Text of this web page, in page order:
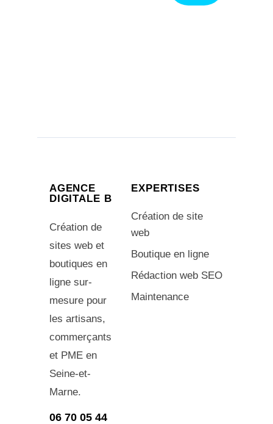
AGENCE
DIGITALE B
Création de
sites web et
boutiques en
ligne sur-
mesure pour
les artisans,
commerçants
et PME en
Seine-et-
Marne.
06 70 05 44
EXPERTISES
Création de site
web
Boutique en ligne
Rédaction web SEO
Maintenance